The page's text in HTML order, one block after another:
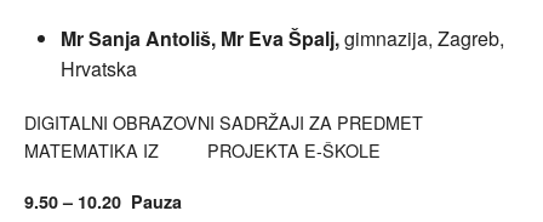
Mr Sanja Antoliš, Mr Eva Špalj,gimnazija, Zagreb,
Hrvatska
DIGITALNI OBRAZOVNI SADRŽAJI ZA PREDMET
MATEMATIKA IZ PROJEKTA E-ŠKOLE
9.50 – 10.20 Pauza